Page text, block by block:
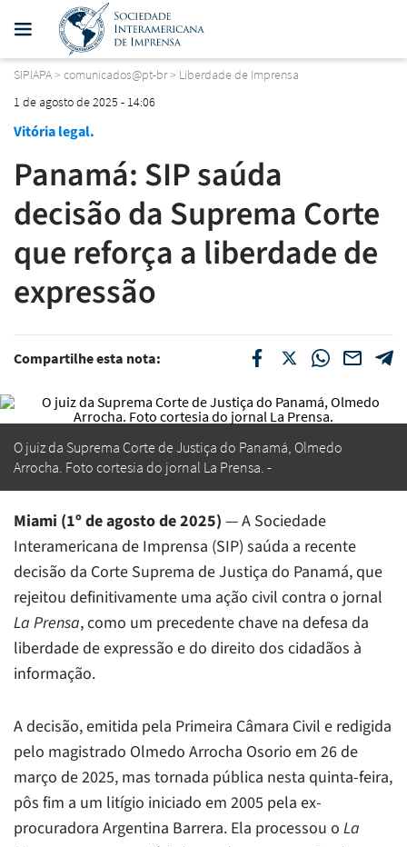
SIPIAPA> comunicados@pt-br> Liberdade de Imprensa
1 de agosto de 2025 - 14:06
Vitória legal.
Panamá: SIP saúda
decisão da Suprema Corte
que reforça a liberdade de
expressão
Compartilhe esta nota:
O juiz da Suprema Corte de Justiça do Panamá, Olmedo
Arrocha. Foto cortesia do jornal La Prensa.
Miami (1º de agosto de 2025) — A Sociedade
Interamericana de Imprensa (SIP) saúda a recente
decisão da Corte Suprema de Justiça do Panamá, que
rejeitou definitivamente uma ação civil contra o jornal
La Prensa, como um precedente chave na defesa da
liberdade de expressão e do direito dos cidadãos à
informação.
A decisão, emitida pela Primeira Câmara Civil e redigida
pelo magistrado Olmedo Arrocha Osorio em 26 de
março de 2025, mas tornada pública nesta quinta-feira,
pôs fim a um litígio iniciado em 2005 pela ex-
procuradora Argentina Barrera. Ela processou o La